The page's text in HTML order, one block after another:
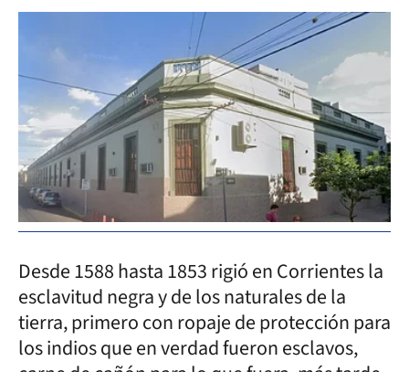
Desde 1588 hasta 1853 rigió en Corrientes la
esclavitud negra y de los naturales de la
tierra, primero con ropaje de protección para
los indios que en verdad fueron esclavos,